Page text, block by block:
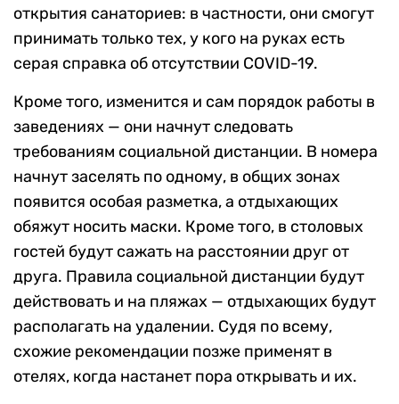
открытия санаториев: в частности, они смогут
принимать только тех, у кого на руках есть
серая справка об отсутствии COVID-19.
Кроме того, изменится и сам порядок работы в
заведениях — они начнут следовать
требованиям социальной дистанции. В номера
начнут заселять по одному, в общих зонах
появится особая разметка, а отдыхающих
обяжут носить маски. Кроме того, в столовых
гостей будут сажать на расстоянии друг от
друга. Правила социальной дистанции будут
действовать и на пляжах — отдыхающих будут
располагать на удалении. Судя по всему,
схожие рекомендации позже применят в
отелях, когда настанет пора открывать и их.